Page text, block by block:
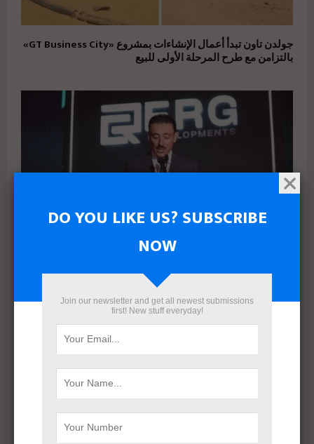
جولدن تاون تبدأ أعمال الإنشاءات بمشروع «GT Business City»
بالتزامن مع طرح المرحلة الأولى للبيع
جديدة من النمو بدعم مالي بقيمة 700 مليون جنيه
DO YOU LIKE US? SUBSCRIBE
NOW
Join our newsletter and get all newest submissions
first! New stuff everyday!